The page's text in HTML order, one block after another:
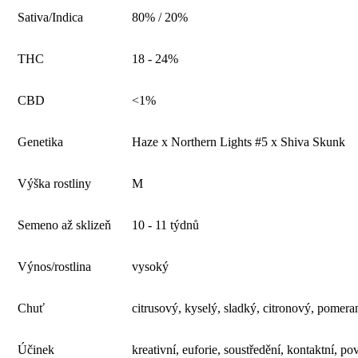
Sativa/Indica 80% / 20%
THC 18 - 24%
CBD <1%
Genetika Haze x Northern Lights #5 x Shiva Skunk
Výška rostliny M
Semeno až sklizeň 10 - 11 týdnů
Výnos/rostlina vysoký
Chuť citrusový, kyselý, sladký, citronový,
Účinek kreativní, euforie, soustředění, kontaktní,